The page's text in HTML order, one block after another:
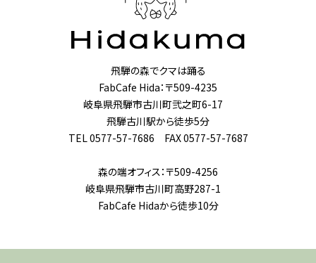
飛騨の森でクマは踊る
FabCafe Hida：〒509-4235
岐阜県飛騨市古川町弐之町6-17
飛騨古川駅から徒歩5分
TEL 0577-57-7686 FAX 0577-57-7687
森の端オフィス：〒509-4256
岐阜県飛騨市古川町高野287-1
FabCafe Hidaから徒歩10分